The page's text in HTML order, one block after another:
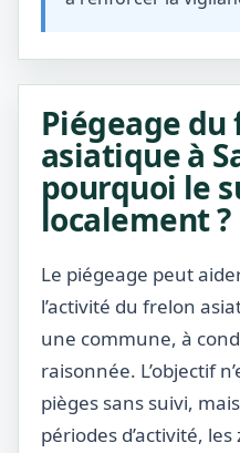
Piégeage du
asiatique à
pourquoi le
localement ?
Le piégeage peut
l’activité du frelon
une commune, à
raisonnée. L’objectif
pièges sans suivi,
périodes d’activité,